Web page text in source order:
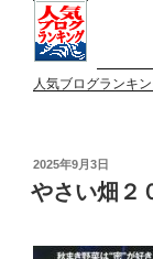
人気ブログランキ
投
稿
日:
2025年9月3日
やさい畑２